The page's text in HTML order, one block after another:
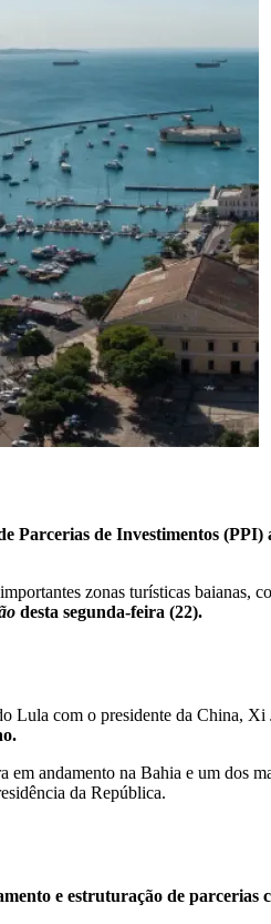
de Investimentos
zonas turísticas baianas,
desta segunda-feira (22).
Lula com o presidente da China, Xi
andamento na Bahia e um dos
da República.
e estruturação de